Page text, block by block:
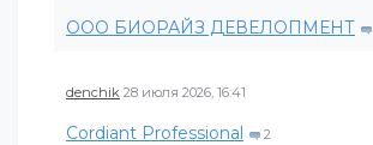
ООО БИОРАЙЗ ДЕВЕЛОПМЕНТ
denchik 28 июля 2026, 16:41
Cordiant Professional 2